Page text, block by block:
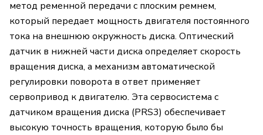
метод ременной передачи с плоским ремнем,
который передает мощность двигателя постоянного
тока на внешнюю окружность диска. Оптический
датчик в нижней части диска определяет скорость
вращения диска, а механизм автоматической
регулировки поворота в ответ применяет
сервопривод к двигателю. Эта сервосистема с
датчиком вращения диска (PRS3) обеспечивает
высокую точность вращения, которую было бы